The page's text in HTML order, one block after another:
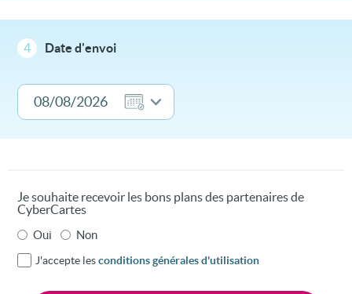
4 Date d'envoi
Je souhaite recevoir les bons plans des partenaires de
CyberCartes
Oui Non
J'accepte lesconditions générales d'utilisation